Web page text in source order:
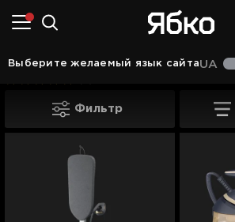
Выберите желаемый язык сайтаUA
Техника для дома
Парогенераторы Philips
Фильтр